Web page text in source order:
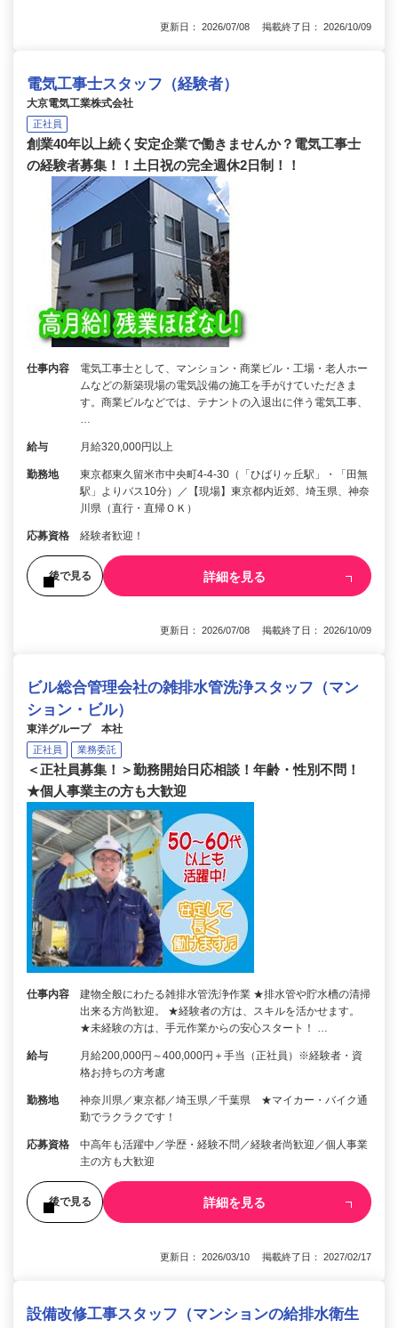
更新日： 2026/07/08 掲載終了日： 2026/10/09
電気工事士スタッフ（経験者）
大京電気工業株式会社
正社員
創業40年以上続く安定企業で働きませんか？電気工事士
の経験者募集！！土日祝の完全週休2日制！！
仕事内容
電気工事士として、マンション・商業ビル・工場・老人ホー
ムなどの新築現場の電気設備の施工を手がけていただきま
す。商業ビルなどでは、テナントの入退出に伴う電気工事、
給与 月給320,000円以上
勤務地
東京都東久留米市中央町4-4-30（「ひばりヶ丘駅」・「田無
駅」よりバス10分）／【現場】東京都内近郊、埼玉県、神奈
川県（直行・直帰ＯＫ）
応募資格 経験者歓迎！
後で見る 詳細を見る
更新日： 2026/07/08 掲載終了日： 2026/10/09
ビル総合管理会社の雑排水管洗浄スタッフ（マン
ション・ビル）
東洋グループ 本社
正社員 業務委託
＜正社員募集！＞勤務開始日応相談！年齢・性別不問！
★個人事業主の方も大歓迎
仕事内容
建物全般にわたる雑排水管洗浄作業 ★排水管や貯水槽の清掃
出来る方尚歓迎。 ★経験者の方は、スキルを活かせます。
★未経験の方は、手元作業からの安心スタート！ …
給与
月給200,000円～400,000円＋手当（正社員）※経験者・資
格お持ちの方考慮
勤務地
神奈川県／東京都／埼玉県／千葉県 ★マイカー・バイク通
勤でラクラクです！
応募資格
中高年も活躍中／学歴・経験不問／経験者尚歓迎／個人事業
主の方も大歓迎
後で見る 詳細を見る
更新日： 2026/03/10 掲載終了日： 2027/02/17
設備改修工事スタッフ（マンションの給排水衛生